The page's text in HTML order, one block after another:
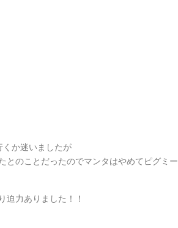
か迷いましたが
とのことだったのでマンタはやめてピグミー
迫力ありました！！